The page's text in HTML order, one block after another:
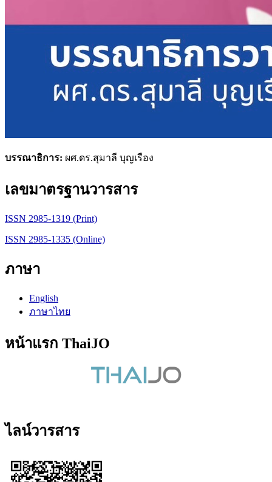
บรรณาธิการ: ผศ.ดร.สุมาลี บุญเรือง
เลขมาตรฐานวารสาร
ISSN 2985-1319 (Print)
ISSN 2985-1335 (Online)
ภาษา
English
ภาษาไทย
หน้าแรก ThaiJO
ไลน์วารสาร